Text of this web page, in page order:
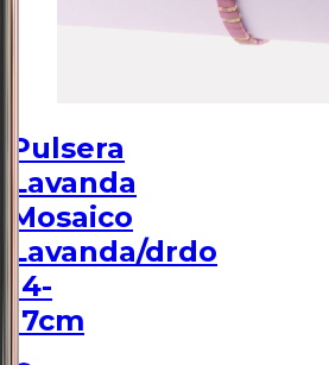
Pulsera
Lavanda
Mosaico
Lavanda/drdo
14-
17cm